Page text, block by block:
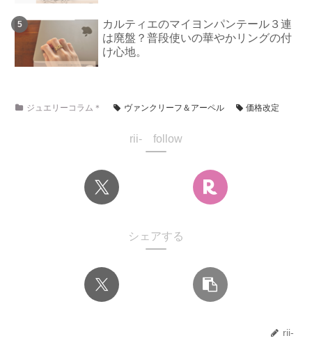
カルティエのマイヨンパンテール３連
は廃盤？普段使いの華やかリングの付
け心地。
ジュエリーコラム＊ ヴァンクリーフ＆アーペル 価格改定
rii- follow
シェアする
rii-